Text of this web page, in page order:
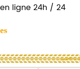
ligne 24h / 24